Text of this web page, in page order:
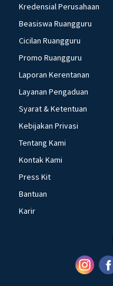
Kredensial Perusahaan
Beasiswa Ruangguru
Cicilan Ruangguru
Promo Ruangguru
Laporan Kerentanan
Layanan Pengaduan
Syarat & Ketentuan
Kebijakan Privasi
Tentang Kami
Kontak Kami
Press Kit
Bantuan
Karir